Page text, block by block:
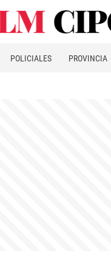
POLICIALES PROVINCIA